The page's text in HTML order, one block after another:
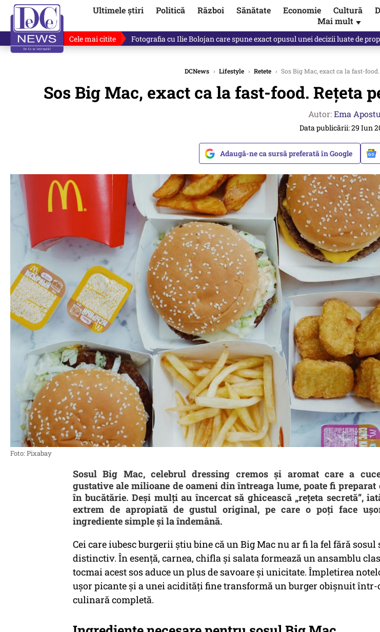
Ultimele știri Politică Război Sănătate Economie Cultură
Mai mult ▼
Cele mai citite De ce minte Ilie Bolojan? Ce spune Mircea Badea: E o minciună de mari
DCNews › Lifestyle › Retete › Sos Big Mac, exact ca la fast-
Sos Big Mac, exact ca la fast-food. Rețeta
Autor:Ema Apostu
Data publicării: 29 Iun
Adaugă-ne ca sursă preferată în Google
Foto: Pixabay
Sosul Big Mac, celebrul dressing cremos și aromat care a
gustative ale milioane de oameni din întreaga lume, poate fi
în bucătărie. Deși mulți au încercat să ghicească „rețeta secretă”,
extrem de apropiată de gustul original, pe care o poți face
ingrediente simple și la îndemână.
Cei care iubesc burgerii știu bine că un Big Mac nu ar fi la fel fără sosul
distinctiv. În esență, carnea, chifla și salata formează un ansamblu
tocmai acest sos aduce un plus de savoare și unicitate. Împletirea
ușor picante și a unei acidități fine transformă un burger obișnuit într-
culinară completă.